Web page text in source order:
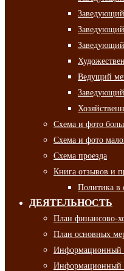
Заведующий
Заведующий
Заведующий
Ведущий
Заведующий
Схема и фото
Схема и фото
Схема проезда
Книга отзывов и
Политика в
ДЕЯТЕЛЬНОСТЬ
План финансово-
План основных
Информационный
Информационный